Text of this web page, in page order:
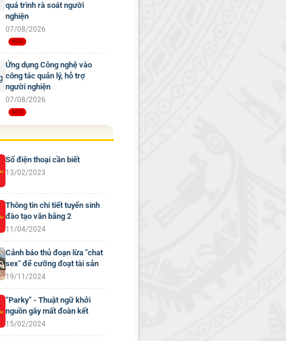
quá trình rà soát người
nghiện
07/08/2026
Ứng dụng Công nghệ vào
công tác quản lý, hỗ trợ
người nghiện
07/08/2026
Số điện thoại cần biết
13/02/2023
Thông tin chi tiết tuyển sinh
đào tạo văn bằng 2
11/04/2024
Cảnh báo thủ đoạn lừa "chat
sex" để cưỡng đoạt tài sản
19/11/2024
“Parky” - Thuật ngữ khởi
nguồn gây mất đoàn kết
15/02/2024